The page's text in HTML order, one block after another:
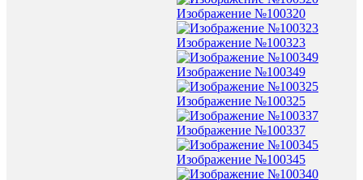
Изображение №100320
Изображение №100323
Изображение №100349
Изображение №100325
Изображение №100337
Изображение №100345